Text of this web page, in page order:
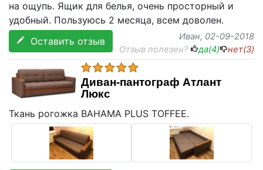
на ощупь. Ящик для белья, очень просторный и
удобный. Пользуюсь 2 месяца, всем доволен.
Оставить отзыв
Иван, 02-09-2018
Отзыв полезен?
да(4) нет(3)
Диван-пантограф Атлант
Люкс
Ткань рогожка BAHAMA PLUS TOFFEE.